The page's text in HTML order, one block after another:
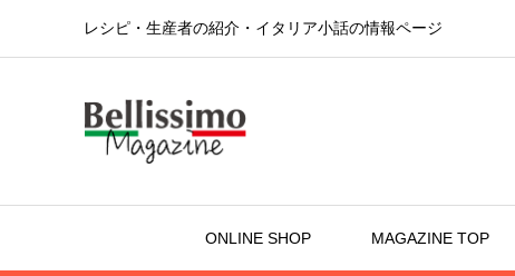
レシピ・生産者の紹介・イタリア小話の情報ページ
ONLINE SHOP MAGAZINE TOP